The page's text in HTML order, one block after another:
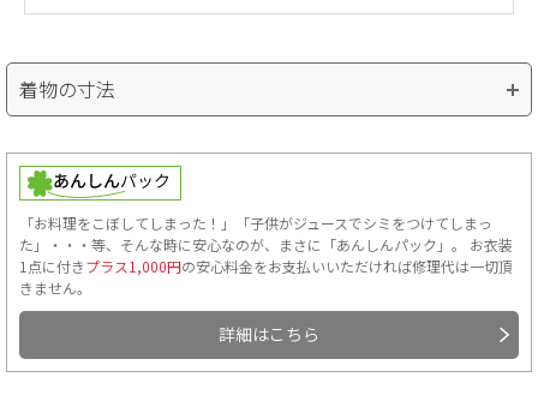
着物の寸法
「お料理をこぼしてしまった！」「子供がジュースでシミをつけてしまっ
た」・・・等、そんな時に安心なのが、まさに「あんしんパック」。 お衣装
1点に付きプラス1,000円の安心料金をお支払いいただければ修理代は一切頂
きません。
詳細はこちら